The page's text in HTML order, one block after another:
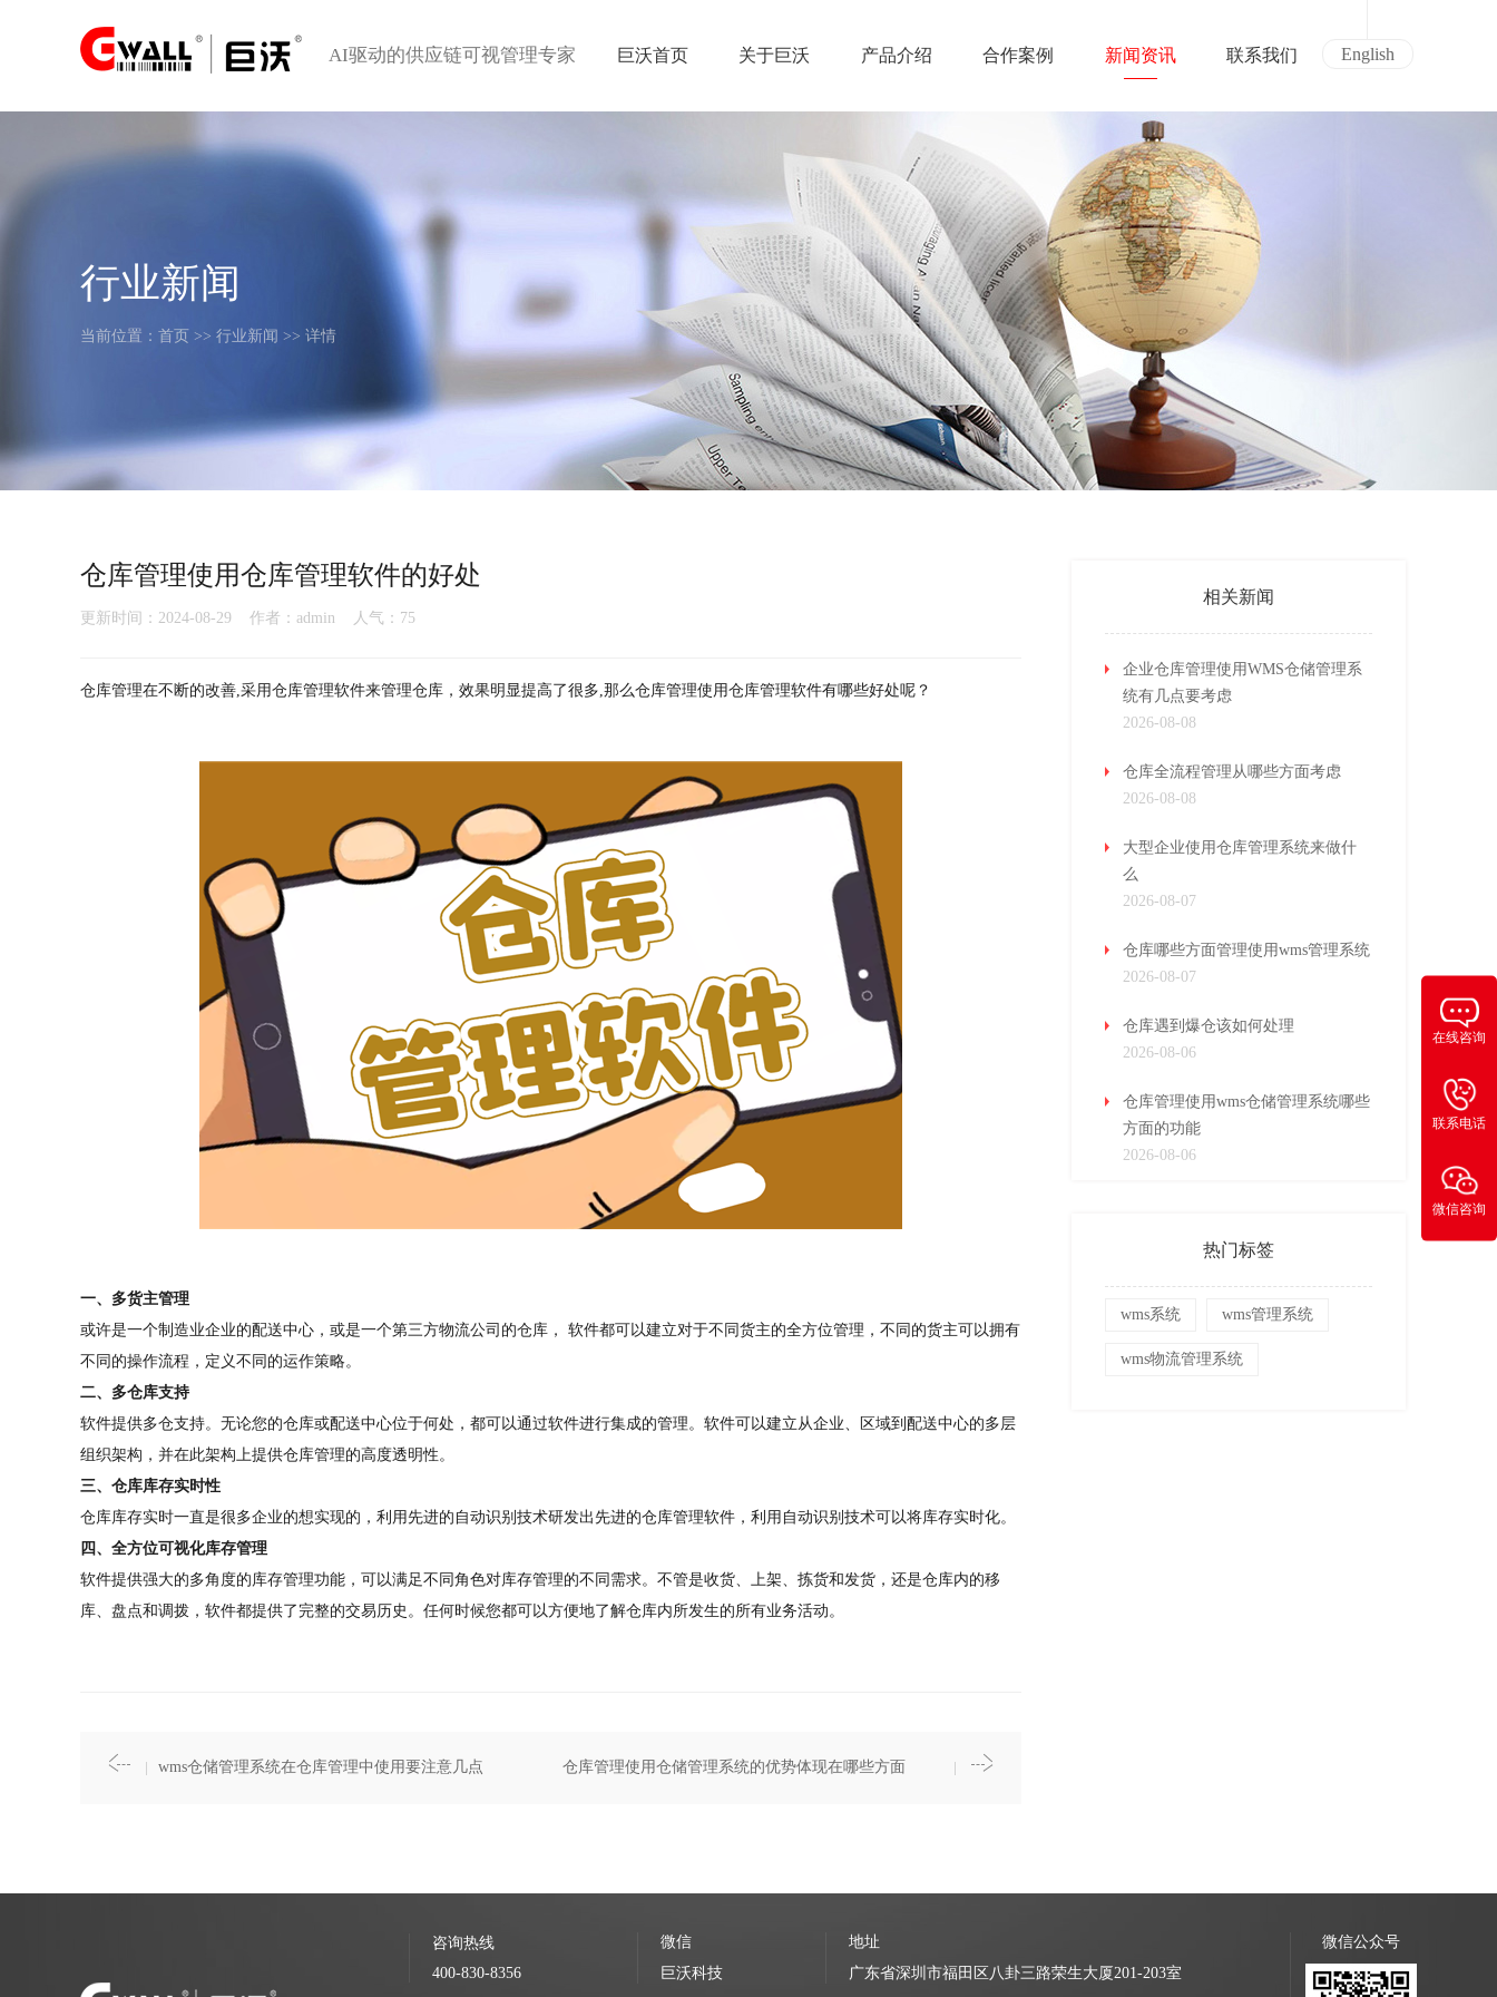
AI驱动的供应链可视管理专家 巨沃首页 关于巨沃 产品介绍 合作案例 新闻资讯 联系我们 English
行业新闻
当前位置： 首页 >> 行业新闻 >> 详情
仓库管理使用仓库管理软件的好处
更新时间：2024-08-29 作者：admin 人气： 75
仓库管理在不断的改善,采用仓库管理软件来管理仓库，效果明显提高了很多,那么仓库管理使用仓库管理软件有哪些好处呢？
一、多货主管理
或许是一个制造业企业的配送中心，或是一个第三方物流公司的仓库， 软件都可以建立对于不同货主的全方位管理，不同的货主可以拥有
不同的操作流程，定义不同的运作策略。
二、多仓库支持
软件提供多仓支持。无论您的仓库或配送中心位于何处，都可以通过软件进行集成的管理。软件可以建立从企业、区域到配送中心的多层
组织架构，并在此架构上提供仓库管理的高度透明性。
三、仓库库存实时性
仓库库存实时一直是很多企业的想实现的，利用先进的自动识别技术研发出先进的仓库管理软件，利用自动识别技术可以将库存实时化。
四、全方位可视化库存管理
软件提供强大的多角度的库存管理功能，可以满足不同角色对库存管理的不同需求。不管是收货、上架、拣货和发货，还是仓库内的移
库、盘点和调拨，软件都提供了完整的交易历史。任何时候您都可以方便地了解仓库内所发生的所有业务活动。
wms仓储管理系统在仓库管理中使用要注意几点 仓库管理使用仓储管理系统的优势体现在哪些方面
相关新闻
企业仓库管理使用WMS仓储管理系
统有几点要考虑
2026-08-08
仓库全流程管理从哪些方面考虑
2026-08-08
大型企业使用仓库管理系统来做什
么
2026-08-07
仓库哪些方面管理使用wms管理系统
2026-08-07
仓库遇到爆仓该如何处理
2026-08-06
仓库管理使用wms仓储管理系统哪些
方面的功能
2026-08-06
热门标签
wms系统 wms管理系统
wms物流管理系统
咨询热线
400-830-8356
微信
巨沃科技
地址
广东省深圳市福田区八卦三路荣生大厦201-203室
微信公众号
在线咨询
联系电话
微信咨询